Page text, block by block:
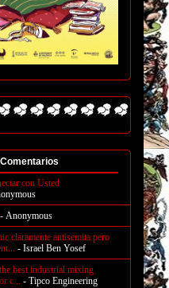
con Usted
- Anonymous
claramente antisemita pero
- Israel Ben Yosef
best industrial mixing
c... - Tipco Engineering